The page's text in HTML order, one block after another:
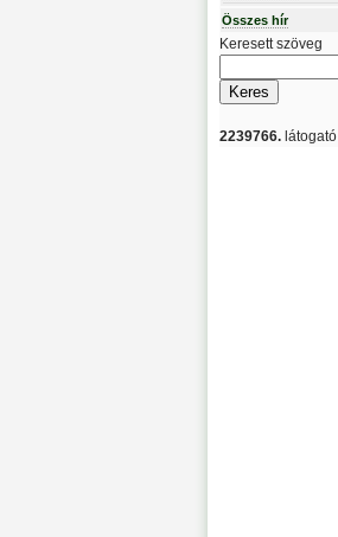
Összes hír
Keresett szöveg
2239766. látogató